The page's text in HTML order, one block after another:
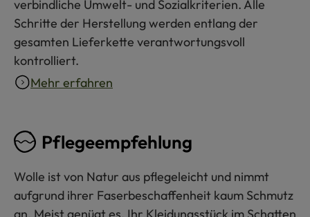
verbindliche Umwelt- und Sozialkriterien. Alle
Schritte der Herstellung werden entlang der
gesamten Lieferkette verantwortungsvoll
kontrolliert.
Mehr erfahren
Pflegeempfehlung
Wolle ist von Natur aus pflegeleicht und nimmt
aufgrund ihrer Faserbeschaffenheit kaum Schmutz
an. Meist genügt es, Ihr Kleidungsstück im Schatten